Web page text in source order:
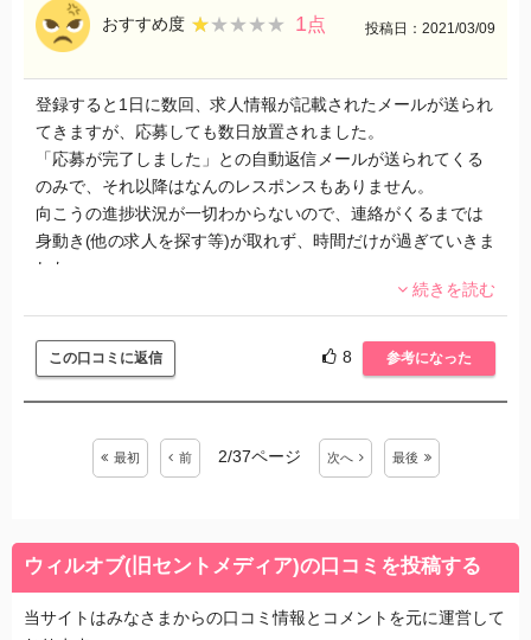
正しい」というのが見え見えだったので尚更､思うことは沢山
ありました。
おすすめ度 ★★★★★
★★★★★ 1点 投稿日：2021/03/09
登録すると1日に数回、求人情報が記載されたメールが送られ
てきますが、応募しても数日放置されました。
「応募が完了しました」との自動返信メールが送られてくる
のみで、それ以降はなんのレスポンスもありません。
向こうの進捗状況が一切わからないので、連絡がくるまでは
身動き(他の求人を探す等)が取れず、時間だけが過ぎていきま
した。
何か不具合が生じてもこちらから何度か電話で連絡しないと
対応してくれません。
時間や電話代が無駄なので他社をあたった方がいいです。他
人には絶対に薦められない会社です。
続きを読む
この口コミに返信 8 参考になった
最初 前 2/37ページ 次へ 最後
ウィルオブ(旧セントメディア)の口コミを投稿する
当サイトはみなさまからの口コミ情報とコメントを元に運営して